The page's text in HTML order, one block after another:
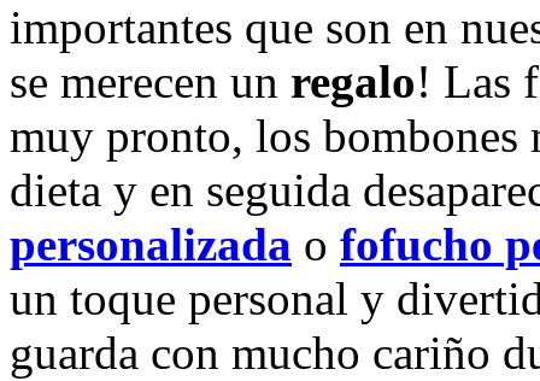
importantes que son en
se merecen un regalo! Las
muy pronto, los bombones
dieta y en seguida
personalizada o fofucho
un toque personal y
guarda con mucho cariño